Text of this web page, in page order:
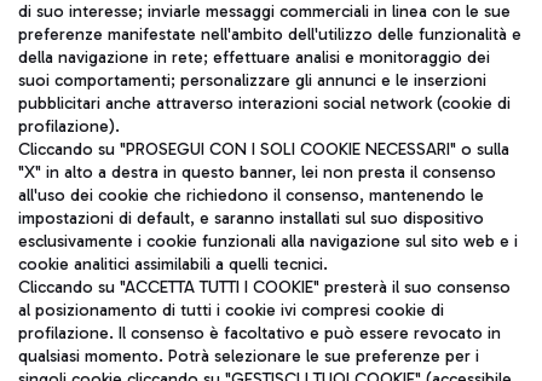
TRAVEL JOURNAL
ITA
Aeroporti di Roma S.p.A. - Società soggetta a direzione e
coordinamento di Mundys S.p.A.
Codice fiscale e Registro delle Imprese di Roma 13032990155 P.
IVA 06572251004
Capitale sociale 62.224.743,00 int. vers.
di suo interesse; inviarle messaggi commerciali in linea con le sue
preferenze manifestate nell'ambito dell'utilizzo delle funzionalità e
della navigazione in rete; effettuare analisi e monitoraggio dei
suoi comportamenti; personalizzare gli annunci e le inserzioni
pubblicitari anche attraverso interazioni social network (cookie di
profilazione).
Cliccando su "PROSEGUI CON I SOLI COOKIE NECESSARI" o sulla
"X" in alto a destra in questo banner, lei non presta il consenso
all'uso dei cookie che richiedono il consenso, mantenendo le
impostazioni di default, e saranno installati sul suo dispositivo
esclusivamente i cookie funzionali alla navigazione sul sito web e i
cookie analitici assimilabili a quelli tecnici.
Cliccando su "ACCETTA TUTTI I COOKIE" presterà il suo consenso
al posizionamento di tutti i cookie ivi compresi cookie di
profilazione. Il consenso è facoltativo e può essere revocato in
qualsiasi momento. Potrà selezionare le sue preferenze per i